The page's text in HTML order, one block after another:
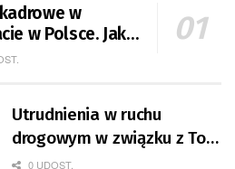
w
w Polsce. Jak
Utrudnienia w ruchu
drogowym w związku z Tour
de Pologne
0 UDOST.